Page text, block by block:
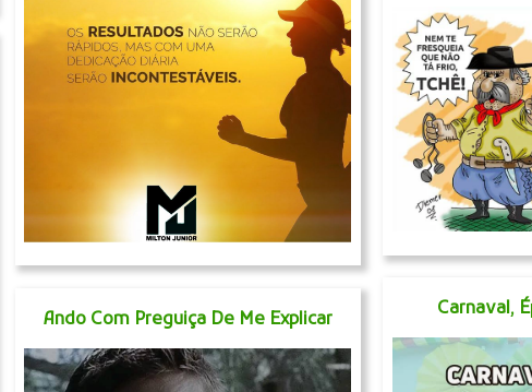
Ando Com Preguiça De Me Explicar Carnaval,